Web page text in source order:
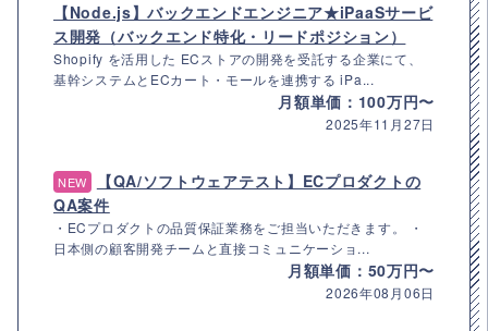
【Node.js】バックエンドエンジニア★iPaaSサービ
ス開発（バックエンド特化・リードポジション）
Shopify を活用した ECストアの開発を受託する企業にて、
基幹システムとECカート・モールを連携する iPa...
月額単価：100万円〜
2025年11月27日
NEW
【QA/ソフトウェアテスト】ECプロダクトの
QA案件
・ECプロダクトの品質保証業務をご担当いただきます。 ・
日本側の顧客開発チームと直接コミュニケーショ...
月額単価：50万円〜
2026年08月06日